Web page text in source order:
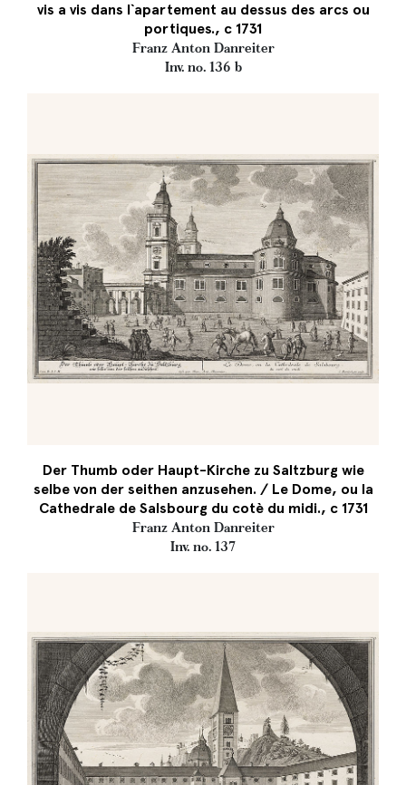
vis a vis dans l`apartement au dessus des arcs ou
portiques., c 1731
Franz Anton Danreiter
Inv. no. 136 b
Der Thumb oder Haupt-Kirche zu Saltzburg wie
selbe von der seithen anzusehen. / Le Dome, ou la
Cathedrale de Salsbourg du cotè du midi., c 1731
Franz Anton Danreiter
Inv. no. 137